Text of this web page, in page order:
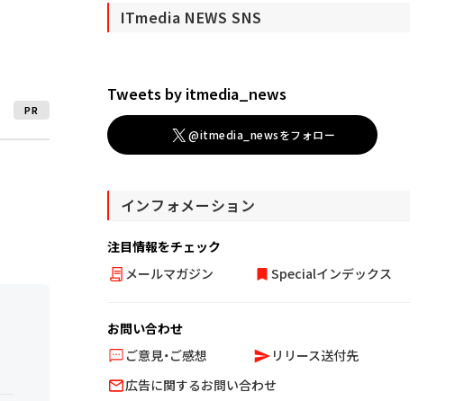
PR
ITmedia NEWS SNS
Tweets by itmedia_news
@itmedia_newsをフォロー
インフォメーション
注目情報をチェック
メールマガジン
Specialインデックス
お問い合わせ
ご意見・ご感想
リリース送付先
広告に関するお問い合わせ